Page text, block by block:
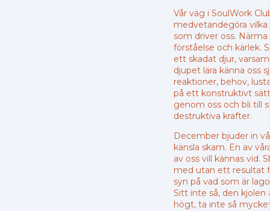
Vår väg i SoulWork
medvetandegöra
som driver oss.
förståelse och kärlek.
ett skadat djur,
djupet lära känna oss
reaktioner, behov,
på ett konstruktivt
genom oss och bli till
destruktiva krafter.
December bjuder in
känsla skam. En av
av oss vill kännas vid.
med utan ett resultat
syn på vad som är
Sitt inte så, den kjolen
högt, ta inte så